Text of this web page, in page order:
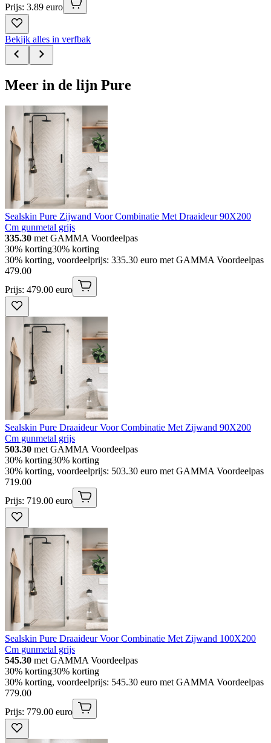
Prijs: 3.89 euro
Bekijk alles in verfbak
Meer in de lijn Pure
Sealskin Pure Zijwand Voor Combinatie Met Draaideur 90X200
Cm gunmetal grijs
335.30 met GAMMA Voordeelpas
30% korting30% korting
30% korting, voordeelprijs: 335.30 euro met GAMMA Voordeelpas
479.00
Prijs: 479.00 euro
Sealskin Pure Draaideur Voor Combinatie Met Zijwand 90X200
Cm gunmetal grijs
503.30 met GAMMA Voordeelpas
30% korting30% korting
30% korting, voordeelprijs: 503.30 euro met GAMMA Voordeelpas
719.00
Prijs: 719.00 euro
Sealskin Pure Draaideur Voor Combinatie Met Zijwand 100X200
Cm gunmetal grijs
545.30 met GAMMA Voordeelpas
30% korting30% korting
30% korting, voordeelprijs: 545.30 euro met GAMMA Voordeelpas
779.00
Prijs: 779.00 euro